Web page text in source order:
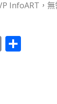
InfoART，無
Email